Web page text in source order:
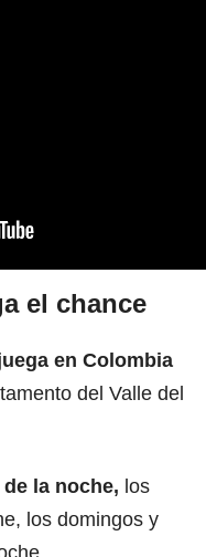
el chance
en Colombia
del Valle del
la noche, los
los domingos y